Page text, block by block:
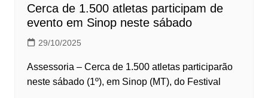
Cerca de 1.500 atletas participam de
evento em Sinop neste sábado
29/10/2025
Assessoria – Cerca de 1.500 atletas participarão
neste sábado (1º), em Sinop (MT), do Festival